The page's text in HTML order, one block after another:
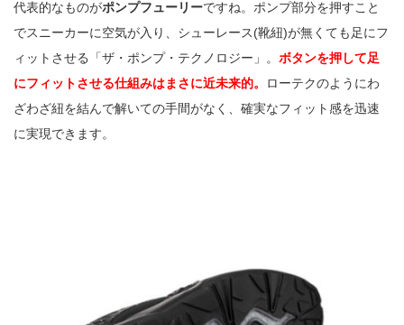
代表的なものがポンプフューリーですね。ポンプ部分を押すこと
でスニーカーに空気が入り、シューレース(靴紐)が無くても足にフ
ィットさせる「ザ・ポンプ・テクノロジー」。 ボタンを押して足
にフィットさせる仕組みはまさに近未来的。
ローテクのようにわ
ざわざ紐を結んで解いての手間がなく、確実なフィット感を迅速
に実現できます。